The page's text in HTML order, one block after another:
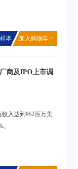
本 加入购物车 >
商及IPO上市调
入达到952百万美